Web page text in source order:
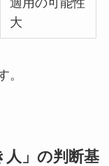
大
。
人」の判断基